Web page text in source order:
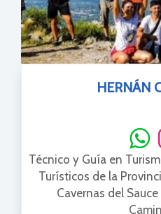
HERNÁN
Técnico y Guía en
Turísticos de la
Cavernas del